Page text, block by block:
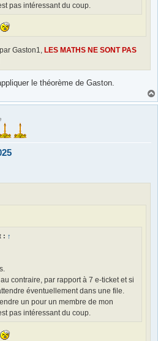
pas intéressant du coup.
Gaston1,
LES MATHS NE SONT PAS
le théorème de Gaston.
: ↑
au contraire, par rapport à 7 e-ticket et si
éventuellement dans une file.
un pour un membre de mon
pas intéressant du coup.